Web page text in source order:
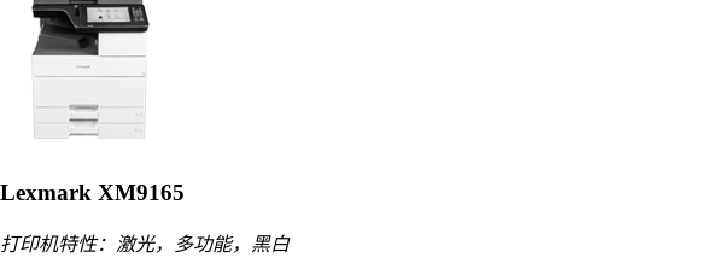
Lexmark XM9165
打印机特性：激光，多功能，黑白